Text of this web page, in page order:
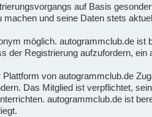
auf Basis
und seine Daten stets
möglich. autogrammclub.de
der Registrierung aufzufordern,
von autogrammclub.de
Das Mitglied ist verpflichtet,
autogrammclub.de ist